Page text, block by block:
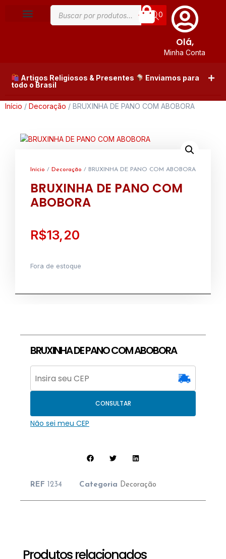
Olá,
Minha Conta
0
Artigos Religiosos & Presentes
Enviamos para
todo o Brasil
Início / Decoração / BRUXINHA DE PANO COM ABOBORA
Início / Decoração / BRUXINHA DE PANO COM ABOBORA
BRUXINHA DE PANO COM
ABOBORA
R$13,20
Fora de estoque
BRUXINHA DE PANO COM ABOBORA
CONSULTAR
Não sei meu CEP
REF 1234 Categoria Decoração
Produtos relacionados